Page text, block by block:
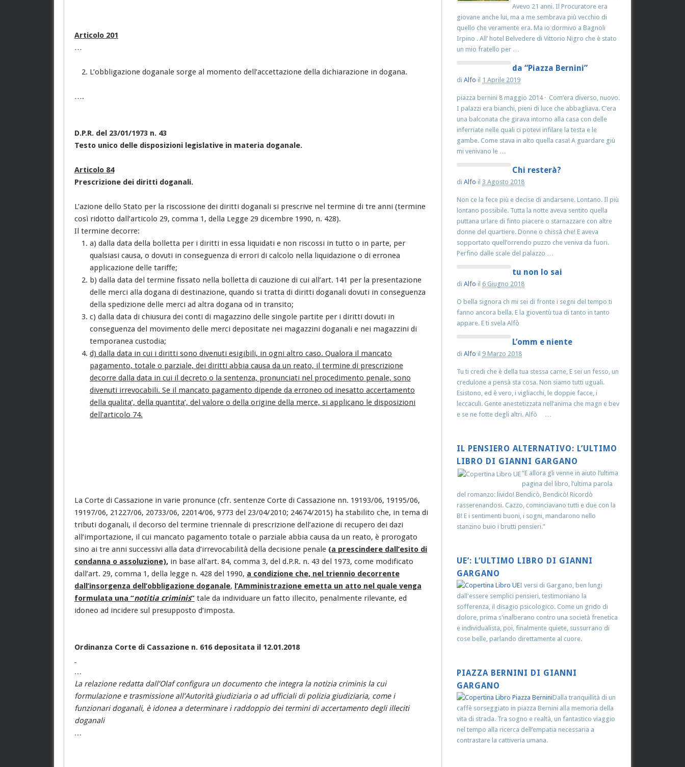
Articolo 201
…
L’obbligazione doganale sorge al momento dell’accettazione della dichiarazione in dogana.
….
D.P.R. del 23/01/1973 n. 43
Testo unico delle disposizioni legislative in materia doganale.
Articolo 84
Prescrizione dei diritti doganali.
L’azione dello Stato per la riscossione dei diritti doganali si prescrive nel termine di tre anni (termine
così ridotto dall’articolo 29, comma 1, della Legge 29 dicembre 1990, n. 428).
Il termine decorre:
a) dalla data della bolletta per i diritti in essa liquidati e non riscossi in tutto o in parte, per
qualsiasi causa, o dovuti in conseguenza di errori di calcolo nella liquidazione o di erronea
applicazione delle tariffe;
b) dalla data del termine fissato nella bolletta di cauzione di cui all’art. 141 per la presentazione
delle merci alla dogana di destinazione, quando si tratta di diritti doganali dovuti in conseguenza
della spedizione delle merci ad altra dogana od in transito;
c) dalla data di chiusura dei conti di magazzino delle singole partite per i diritti dovuti in
conseguenza del movimento delle merci depositate nei magazzini doganali e nei magazzini di
temporanea custodia;
d) dalla data in cui i diritti sono divenuti esigibili, in ogni altro caso. Qualora il mancato
pagamento, totale o parziale, dei diritti abbia causa da un reato, il termine di prescrizione
decorre dalla data in cui il decreto o la sentenza, pronunciati nel procedimento penale, sono
divenuti irrevocabili. Se il mancato pagamento dipende da erroneo od inesatto accertamento
della qualita’, della quantita’, del valore o della origine della merce, si applicano le disposizioni
dell’articolo 74.
La Corte di Cassazione in varie pronunce (cfr. sentenze Corte di Cassazione nn. 19193/06, 19195/06,
19197/06, 21227/06, 20733/06, 22014/06, 9773 del 23/04/2010; 24674/2015) ha stabilito che, in tema di
tributi doganali, il decorso del termine triennale di prescrizione dell’azione di recupero dei dazi
all’importazione, il cui mancato pagamento totale o parziale abbia causa da un reato, è prorogato
sino ai tre anni successivi alla data d’irrevocabilità della decisione penale (a prescindere dall’esito di
condanna o assoluzione),in base all’art. 84, comma 3, del d.P.R. n. 43 del 1973, come modificato
dall’art. 29, comma 1, della legge n. 428 del 1990, a condizione che, nel triennio decorrente
dall’insorgenza dell’obbligazione doganale, l’Amministrazione emetta un atto nel quale venga
formulata una “notitia criminis”tale da individuare un fatto illecito, penalmente rilevante, ed
idoneo ad incidere sul presupposto d’imposta.
Ordinanza Corte di Cassazione n. 616 depositata il 12.01.2018
…
La relazione redatta dall’Olaf configura un documento che integra la notizia criminis la cui
formulazione e trasmissione all’Autorità giudiziaria o ad ufficiali di polizia giudiziaria, come i
funzionari doganali, è idonea a determinare i raddoppio dei termini di accertamento degli illeciti
doganali
…
Avevo 21 anni. Il Procuratore era
giovane anche lui, ma a me sembrava più vecchio di
quello che veramente era. Ma io dormivo a Bagnoli
Irpino . All’ hotel Belvedere di Vittorio Nigro che è stato
un mio fratello per …
da “Piazza Bernini”
diAlfo il 1 Aprile 2019
piazza bernini 8 maggio 2014 · Com’era diverso, nuovo.
I palazzi era bianchi, pieni di luce che abbagliava. C’era
una balconata che girava intorno alla casa con delle
inferriate nelle quali ci potevi infilare la testa e le
gambe. Come stava in alto quella casa! A guardare giù
mi venivano le …
Chi resterà?
diAlfo il3 Agosto 2018
Non ce la fece più e decise di andarsene. Lontano. Il più
lontano possibile. Tutta la notte aveva sentito quella
puttana urlare di finto piacere o starnazzare con altre
donne del quartiere. Donne o chissà che! E aveva
sopportato quell’orrendo puzzo che veniva da fuori.
Perfino dalle scale del palazzo …
tu non lo sai
diAlfo il 6 Giugno 2018
O bella signora ch mi sei di fronte i segni del tempo ti
fanno ancora bella. E la gioventù tua di tanto in tanto
appare. E ti svela Alfò
L’omm e niente
diAlfo il 9 Marzo 2018
Tu ti credi che è della tua stessa carne, E sei un fesso, un
credulone a pensà sta cosa. Non siamo tutti uguali.
Esistono, ed è vero, i vigliacchi, le doppie facce, i
leccaculi. Gente anestetizzata nell’anima che magn e bev
e se ne fotte degli altri. Alfò …
IL PENSIERO ALTERNATIVO: L’ULTIMO
LIBRO DI GIANNI GARGANO
“E allora gli venne in aiuto l’ultima
pagina del libro, l’ultima parola
del romanzo: livido! Bendicò, Bendicò! Ricordò
rasserenandosi. Cazzo, cominciavano tutti e due con la
B! E i sentimenti buoni, i sogni, mandarono nello
stanzino buio i brutti pensieri.”
UE’: L’ULTIMO LIBRO DI GIANNI
GARGANO
I versi di Gargano, ben lungi
dall'essere semplici pensieri, testimoniano la
sofferenza, il disagio psicologico. Come un grido di
dolore, prima s'inalberano contro una società frenetica
e individualista, poi, finalmente quiete, sussurrano di
cose belle, parlando direttamente al cuore.
PIAZZA BERNINI DI GIANNI
GARGANO
Dalla tranquillità di un
caffè sorseggiato in piazza Bernini alla memoria della
vita di strada. Tra sogno e realtà, un fantastico viaggio
nel tempo alla ricerca dell’empatia necessaria a
contrastare la cattiveria umana.